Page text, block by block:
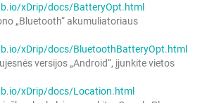
xDrip/docs/BatteryOpt.html
„Bluetooth“ akumuliatoriaus
xDrip/docs/BluetoothBatteryOpt.html
versijos „Android“, įjunkite vietos
xDrip/docs/Location.html